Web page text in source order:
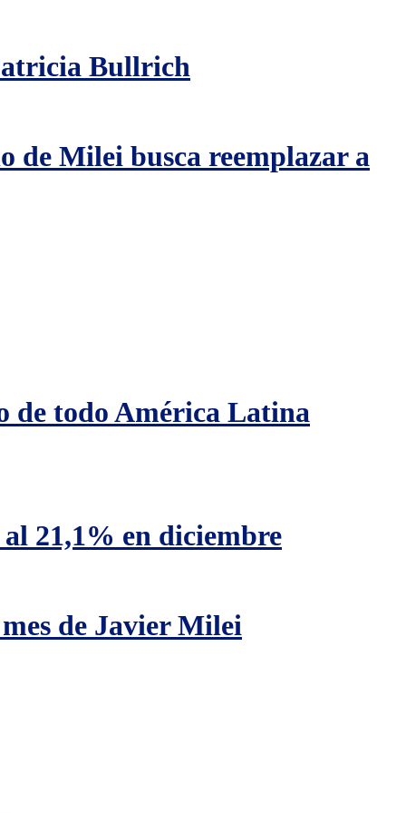
Bullrich
de Milei busca reemplazar a
de todo América Latina
21,1% en diciembre
de Javier Milei